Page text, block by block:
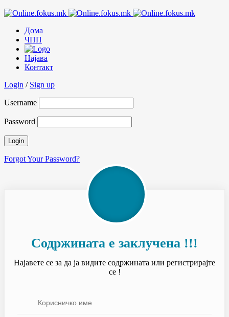
Дома
ЧПП
Најава
Контакт
Login / Sign up
Username
Password
Forgot Your Password?
Содржината е заклучена !!!
Најавете се за да ја видите содржината или регистрирајте
се !